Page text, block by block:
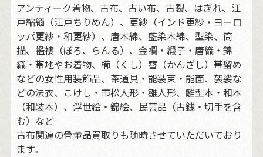
アンティーク着物、古布、古い布、古裂、はぎれ、江
戸縮緬（江戸ちりめん）、更紗（インド更紗・ヨーロ
ッパ更紗・和更紗）、唐木綿、藍染木綿、型染、筒
描、襤褸（ぼろ、らんる）、金襴・緞子・唐織・錦
織・帯地やお着物、櫛（くし）簪（かんざし）帯留め
などの女性用装飾品、茶道具・能装束・能面、袈裟な
どの法衣、こけし・市松人形・雛人形、雛型本・和本
（和装本）、浮世絵・錦絵、民芸品（古銭・切手を含
む）など
古布関連の骨董品買取りも随時させていただいており
ます。